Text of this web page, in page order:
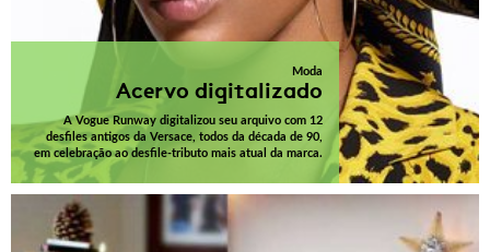
Moda
Acervo digitalizado
A Vogue Runway digitalizou seu arquivo com 12
desfiles antigos da Versace, todos da década de 90,
em celebração ao desfile-tributo mais atual da marca.